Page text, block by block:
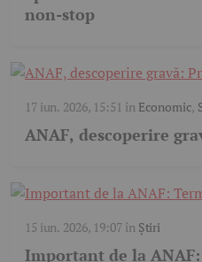
non-stop
17 iun. 2026, 15:51 în Economic,
ANAF, descoperire
15 iun. 2026, 19:07în Știri
Important de la